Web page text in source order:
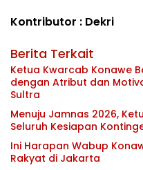
Kontributor : Dekri
Berita Terkait
Ketua Kwarcab Konawe
dengan Atribut dan
Sultra
Menuju Jamnas 2026,
Seluruh Kesiapan
Ini Harapan Wabup
Rakyat di Jakarta